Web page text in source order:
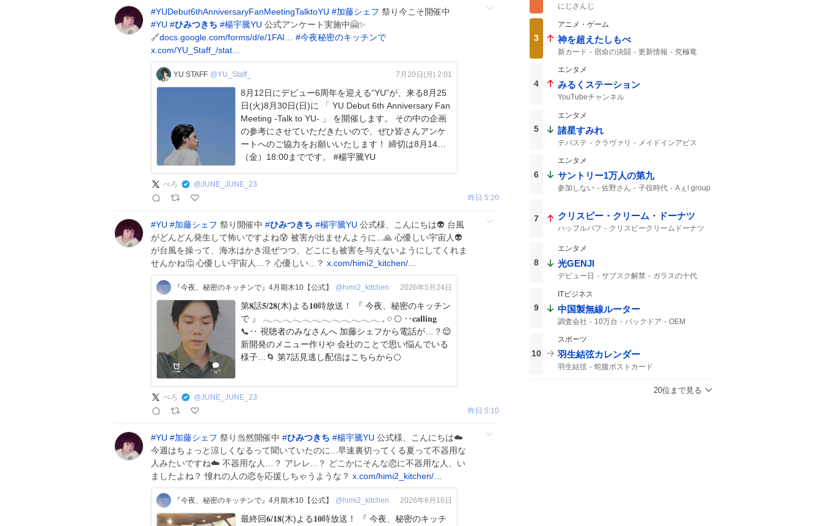
#YUDebut6thAnniversaryFanMeetingTalktoYU #加藤シェフ 祭り今こそ開催中
#YU #ひみつきち #楊宇騰YU 公式アンケート実施中🤗✨️
🔗docs.google.com/forms/d/e/1FAI… #今夜秘密のキッチンで
x.com/YU_Staff_/stat…
YU STAFF @YU_Staff_ 7月20日(月) 2:01
8月12日にデビュー6周年を迎える”YU”が、来る8月25
日(火)8月30日(日)に 「 YU Debut 6th Anniversary Fan
Meeting -Talk to YU- 」 を開催します。 その中の企画
の参考にさせていただきたいので、ぜひ皆さんアンケ
ートへのご協力をお願いいたします！ 締切は8月14日
（金）18:00までです。 #楊宇騰YU
ぺろ @JUNE_JUNE_23
昨日 5:20
#YU #加藤シェフ 祭り開催中 #ひみつきち #楊宇騰YU 公式様、こんにちは👽 台風
がどんどん発生して怖いですよね😰 被害が出ませんように...🙏 心優しい宇宙人👽
が台風を操って、海水はかき混ぜつつ、どこにも被害を与えないようにしてくれま
せんかね🤔 心優しい宇宙人...？ 心優しい...？ x.com/himi2_kitchen/…
『今夜、秘密のキッチンで』4月期木10【公式】 @himi2_kitchen 2026年5月24日
第𝟖話𝟓/𝟐𝟖(木)よる𝟏𝟎時放送！ 『 今夜、秘密のキッチン
で 』 𓂃𓂃𓂃𓂃𓂃𓂃𓂃𓂃𓂃𓂃𓂃𓂃 𓈒 𓏸 🌕 ‥𝐜𝐚𝐥𝐥𝐢𝐧𝐠
📞‥ 視聴者のみなさんへ 加藤シェフから電話が…？😌
新開発のメニュー作りや 会社のことで思い悩んでいる
様子…🌀 第7話見逃し配信はこちらから🌕
ぺろ @JUNE_JUNE_23
昨日 5:10
#YU #加藤シェフ 祭り当然開催中 #ひみつきち #楊宇騰YU 公式様、こんにちは☁️
今週はちょっと涼しくなるって聞いていたのに...早速裏切ってくる夏って不器用な
人みたいですね☁️ 不器用な人…？ アレレ...？ どこかにそんな恋に不器用な人、い
ましたよね？ 憧れの人の恋を応援しちゃうような？ x.com/himi2_kitchen/…
『今夜、秘密のキッチンで』4月期木10【公式】 @himi2_kitchen 2026年6月16日
最終回𝟔/𝟏𝟖(木)よる𝟏𝟎時放送！ 『 今夜、秘密のキッチ
にじさんじ
3
アニメ・ゲーム
神を超えたしもべ
新カード 宿命の決闘 更新情報 究極竜
4
エンタメ
みるくステーション
YouTubeチャンネル
5
エンタメ
諸星すみれ
テパステ クラヴァリ
メイドインアビス
6
エンタメ
サントリー1万人の第九
参加しない 佐野さん 子役時代
Aぇ! group
7 クリスピー・クリーム・ドーナツ
ハッフルパフ クリスピークリームドーナツ
8
エンタメ
光GENJI
デビュー日 サブスク解禁
ガラスの十代
9
ITビジネス
中国製無線ルーター
調査会社 10万台 バックドア
OEM
10
スポーツ
羽生結弦カレンダー
羽生結弦 蛇腹ポストカード
20位まで見る